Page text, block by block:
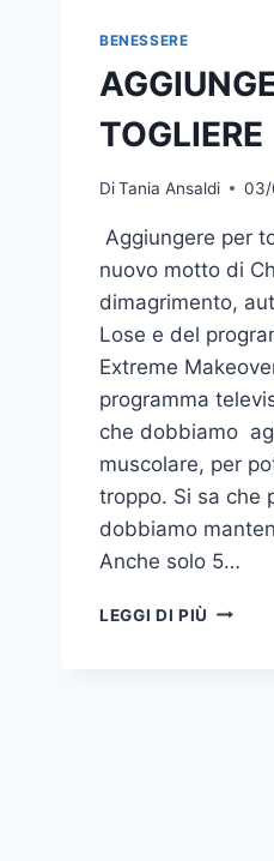
BENESSERE
TOGLIERE
DiTania Ansaldi 03/
Aggiungere per
nuovo motto di
dimagrimento,
Lose e del
Extreme
programma
che dobbiamo
muscolare, per
troppo. Si sa che
dobbiamo
Anche solo 5…
LEGGI DI PIÙ